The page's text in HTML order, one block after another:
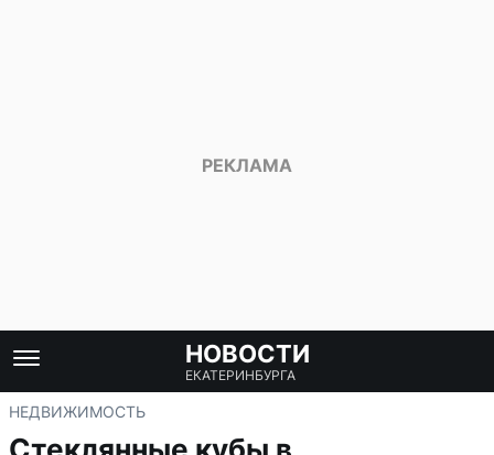
НОВОСТИ
ЕКАТЕРИНБУРГА
НЕДВИЖИМОСТЬ